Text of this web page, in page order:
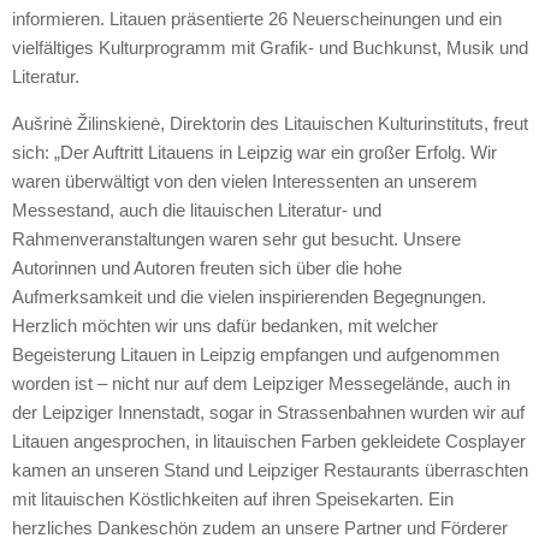
informieren. Litauen präsentierte 26 Neuerscheinungen und ein
vielfältiges Kulturprogramm mit Grafik- und Buchkunst, Musik und
Literatur.
Aušrinė Žilinskienė, Direktorin des Litauischen Kulturinstituts, freut
sich: „Der Auftritt Litauens in Leipzig war ein großer Erfolg. Wir
waren überwältigt von den vielen Interessenten an unserem
Messestand, auch die litauischen Literatur- und
Rahmenveranstaltungen waren sehr gut besucht. Unsere
Autorinnen und Autoren freuten sich über die hohe
Aufmerksamkeit und die vielen inspirierenden Begegnungen.
Herzlich möchten wir uns dafür bedanken, mit welcher
Begeisterung Litauen in Leipzig empfangen und aufgenommen
worden ist – nicht nur auf dem Leipziger Messegelände, auch in
der Leipziger Innenstadt, sogar in Strassenbahnen wurden wir auf
Litauen angesprochen, in litauischen Farben gekleidete Cosplayer
kamen an unseren Stand und Leipziger Restaurants überraschten
mit litauischen Köstlichkeiten auf ihren Speisekarten. Ein
herzliches Dankeschön zudem an unsere Partner und Förderer